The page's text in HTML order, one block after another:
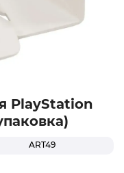
PlayStation
ART49